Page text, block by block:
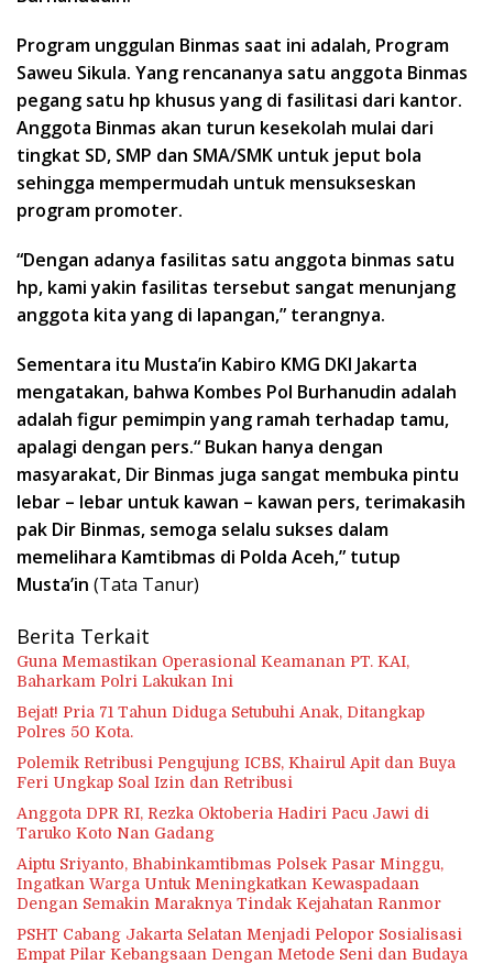
Program unggulan Binmas saat ini adalah, Program
Saweu Sikula. Yang rencananya satu anggota Binmas
pegang satu hp khusus yang di fasilitasi dari kantor.
Anggota Binmas akan turun kesekolah mulai dari
tingkat SD, SMP dan SMA/SMK untuk jeput bola
sehingga mempermudah untuk mensukseskan
program promoter.
“Dengan adanya fasilitas satu anggota binmas satu
hp, kami yakin fasilitas tersebut sangat menunjang
anggota kita yang di lapangan,” terangnya.
Sementara itu Musta’in Kabiro KMG DKI Jakarta
mengatakan, bahwa Kombes Pol Burhanudin adalah
adalah figur pemimpin yang ramah terhadap tamu,
apalagi dengan pers.“ Bukan hanya dengan
masyarakat, Dir Binmas juga sangat membuka pintu
lebar – lebar untuk kawan – kawan pers, terimakasih
pak Dir Binmas, semoga selalu sukses dalam
memelihara Kamtibmas di Polda Aceh,” tutup
Musta’in (Tata Tanur)
Berita Terkait
Guna Memastikan Operasional Keamanan PT. KAI,
Baharkam Polri Lakukan Ini
Bejat! Pria 71 Tahun Diduga Setubuhi Anak, Ditangkap
Polres 50 Kota.
Polemik Retribusi Pengujung ICBS, Khairul Apit dan Buya
Feri Ungkap Soal Izin dan Retribusi
Anggota DPR RI, Rezka Oktoberia Hadiri Pacu Jawi di
Taruko Koto Nan Gadang
Aiptu Sriyanto, Bhabinkamtibmas Polsek Pasar Minggu,
Ingatkan Warga Untuk Meningkatkan Kewaspadaan
Dengan Semakin Maraknya Tindak Kejahatan Ranmor
PSHT Cabang Jakarta Selatan Menjadi Pelopor Sosialisasi
Empat Pilar Kebangsaan Dengan Metode Seni dan Budaya